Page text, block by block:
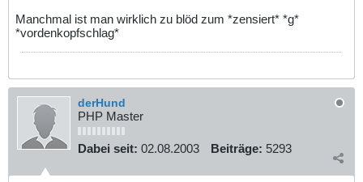
Manchmal ist man wirklich zu blöd zum *zensiert* *g*
*vordenkopfschlag*
derHund
PHP Master
Dabei seit: 02.08.2003 Beiträge: 5293